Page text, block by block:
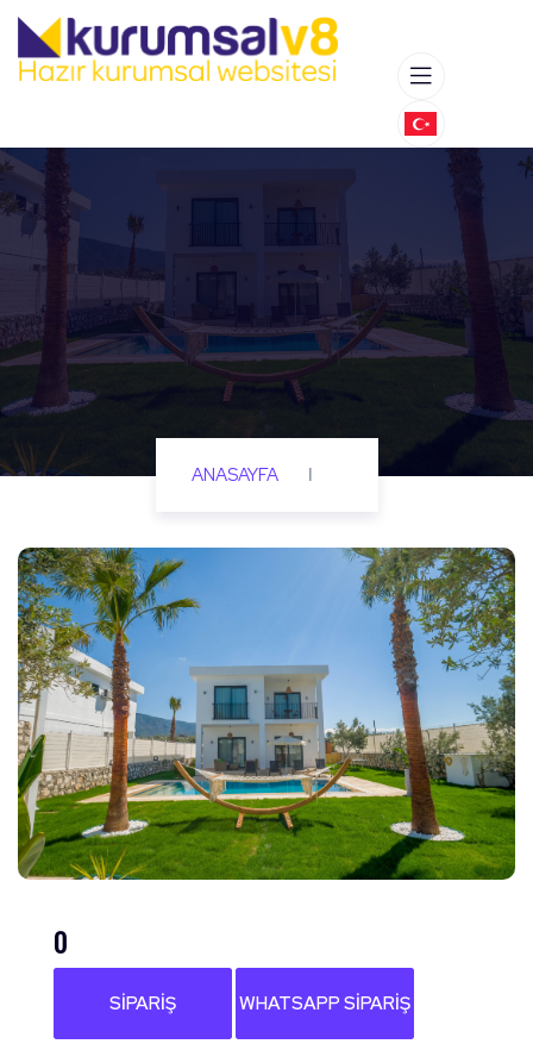
ANASAYFA I
0
SIPARIŞ WHATSAPP SIPARIŞ